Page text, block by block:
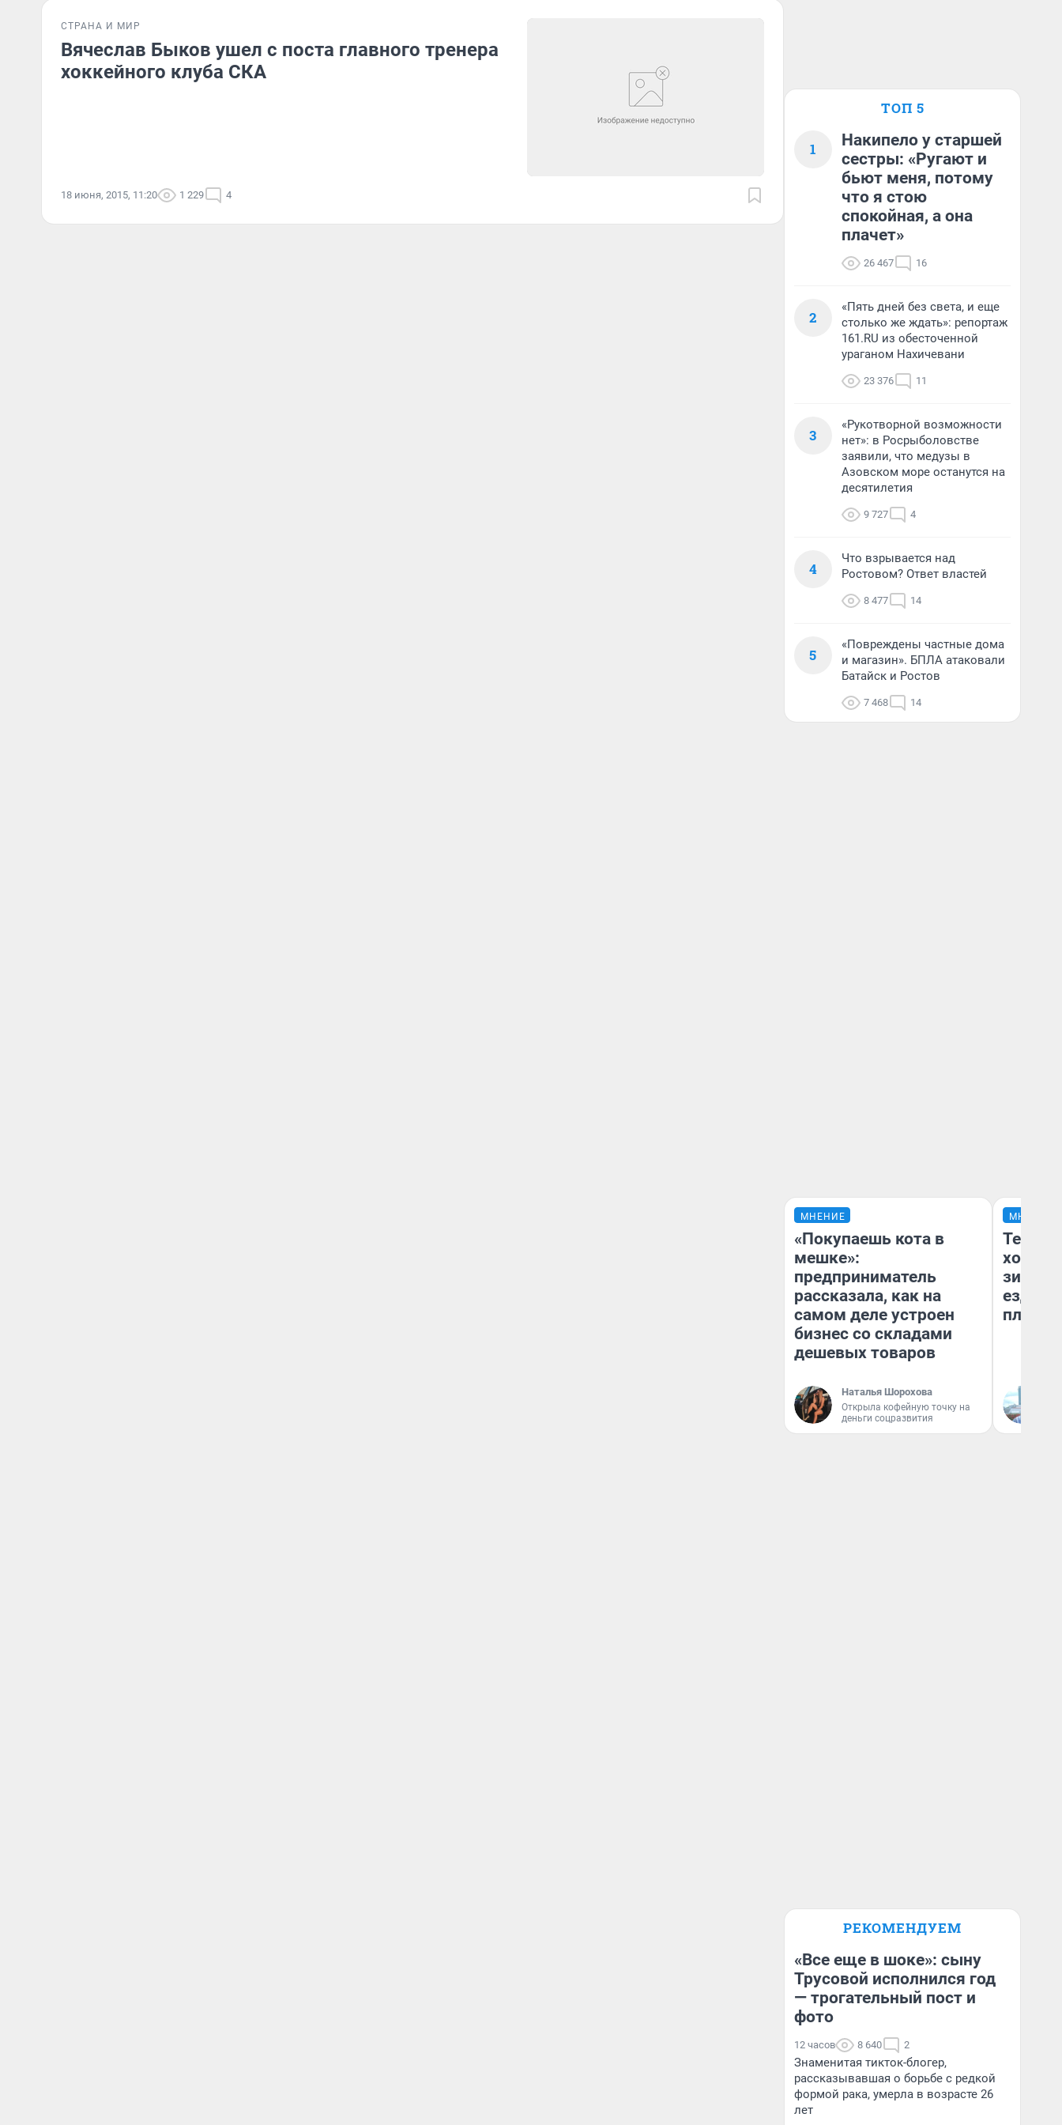
СТРАНА И МИР
Вячеслав Быков ушел с поста главного тренера
хоккейного клуба СКА
18 июня, 2015, 11:20 1 229 4
ТОП 5
1
Накипело у старшей
сестры: «Ругают и
бьют меня, потому
что я стою
спокойная, а она
плачет»
26 467 16
2
«Пять дней без света, и еще
столько же ждать»: репортаж
161.RU из обесточенной
ураганом Нахичевани
23 376 11
3
«Рукотворной возможности
нет»: в Росрыболовстве
заявили, что медузы в
Азовском море останутся на
десятилетия
9 727 4
4
Что взрывается над
Ростовом? Ответ властей
8 477 14
5
«Повреждены частные дома
и магазин». БПЛА атаковали
Батайск и Ростов
7 468 14
МНЕНИЕ
«Покупаешь кота в
мешке»:
предприниматель
рассказала, как на
самом деле устроен
бизнес со складами
дешевых товаров
Наталья Шорохова
Открыла кофейную точку на
деньги соцразвития
МНЕНИЕ
Тепло
зимой.
ездит
плюсы
РЕКОМЕНДУЕМ
«Все еще в шоке»: сыну
Трусовой исполнился год
— трогательный пост и
фото
12 часов 8 640 2
Знаменитая тикток-блогер,
рассказывавшая о борьбе с редкой
формой рака, умерла в возрасте 26
лет